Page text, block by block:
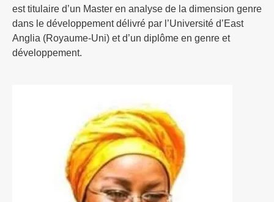
est titulaire d’un Master en analyse de la dimension genre
dans le développement délivré par l’Université d’East
Anglia (Royaume-Uni) et d’un diplôme en genre et
développement.